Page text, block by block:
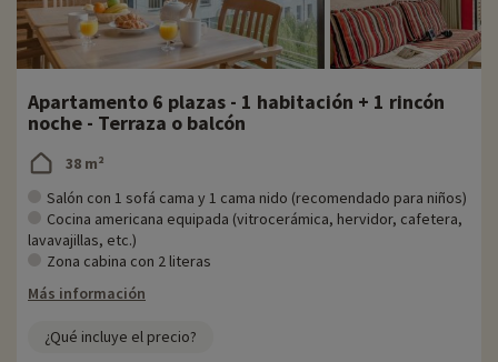
Apartamento 6 plazas - 1 habitación + 1 rincón
noche - Terraza o balcón
38 m²
Salón con 1 sofá cama y 1 cama nido (recomendado para niños)
Cocina americana equipada (vitrocerámica, hervidor, cafetera,
lavavajillas, etc.)
Zona cabina con 2 literas
Más información
¿Qué incluye el precio?